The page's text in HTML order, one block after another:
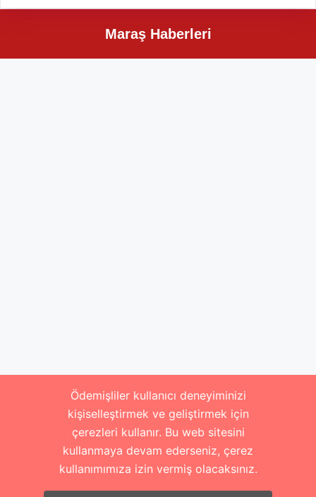
Maraş Haberleri
Ödemişliler kullanıcı deneyiminizi
kişiselleştirmek ve geliştirmek için
çerezleri kullanır. Bu web sitesini
kullanmaya devam ederseniz, çerez
kullanımımıza izin vermiş olacaksınız.